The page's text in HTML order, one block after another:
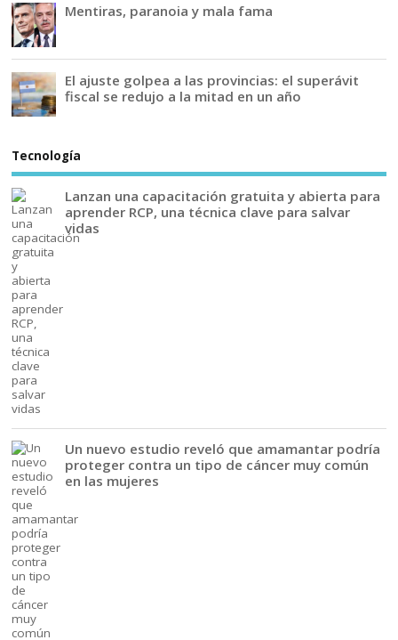
Mentiras, paranoia y mala fama
El ajuste golpea a las provincias: el superávit
fiscal se redujo a la mitad en un año
Tecnología
Lanzan una capacitación gratuita y abierta para
aprender RCP, una técnica clave para salvar
vidas
Un nuevo estudio reveló que amamantar podría
proteger contra un tipo de cáncer muy común
en las mujeres